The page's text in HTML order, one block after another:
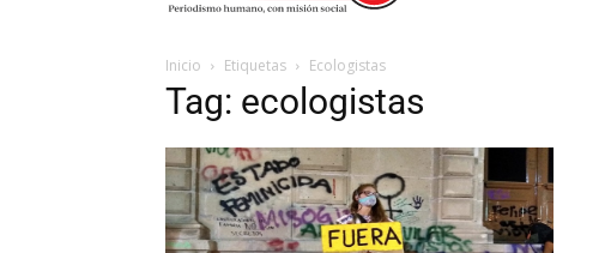
Inicio Etiquetas Ecologistas
Tag: ecologistas